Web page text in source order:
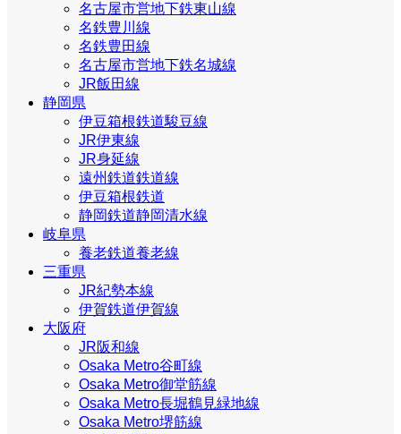
名古屋市営地下鉄東山線
名鉄豊川線
名鉄豊田線
名古屋市営地下鉄名城線
JR飯田線
静岡県
伊豆箱根鉄道駿豆線
JR伊東線
JR身延線
遠州鉄道鉄道線
伊豆箱根鉄道
静岡鉄道静岡清水線
岐阜県
養老鉄道養老線
三重県
JR紀勢本線
伊賀鉄道伊賀線
大阪府
JR阪和線
Osaka Metro谷町線
Osaka Metro御堂筋線
Osaka Metro長堀鶴見緑地線
Osaka Metro堺筋線